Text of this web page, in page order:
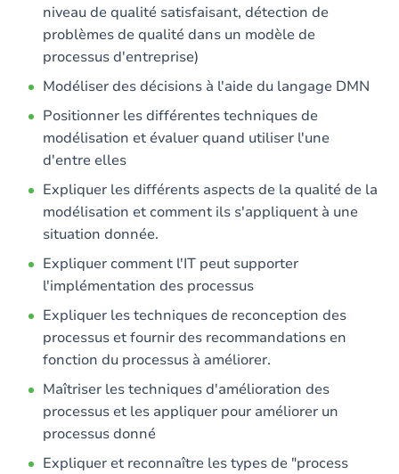
niveau de qualité satisfaisant, détection de
problèmes de qualité dans un modèle de
processus d'entreprise)
Modéliser des décisions à l'aide du langage DMN
Positionner les différentes techniques de
modélisation et évaluer quand utiliser l'une
d'entre elles
Expliquer les différents aspects de la qualité de la
modélisation et comment ils s'appliquent à une
situation donnée.
Expliquer comment l'IT peut supporter
l'implémentation des processus
Expliquer les techniques de reconception des
processus et fournir des recommandations en
fonction du processus à améliorer.
Maîtriser les techniques d'amélioration des
processus et les appliquer pour améliorer un
processus donné
Expliquer et reconnaître les types de "process